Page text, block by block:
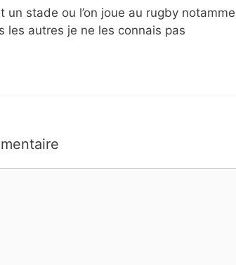
un stade ou l’on joue au rugby
les autres je ne les connais pas